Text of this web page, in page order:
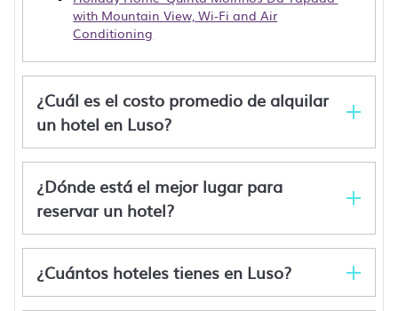
with Mountain View, Wi-Fi and Air
Conditioning
¿Cuál es el costo promedio de alquilar
un hotel en Luso?
¿Dónde está el mejor lugar para
reservar un hotel?
Luso Hoteles de 5 estrellas
Luso Hoteles de lujo
¿Cuántos hoteles tienes en Luso?